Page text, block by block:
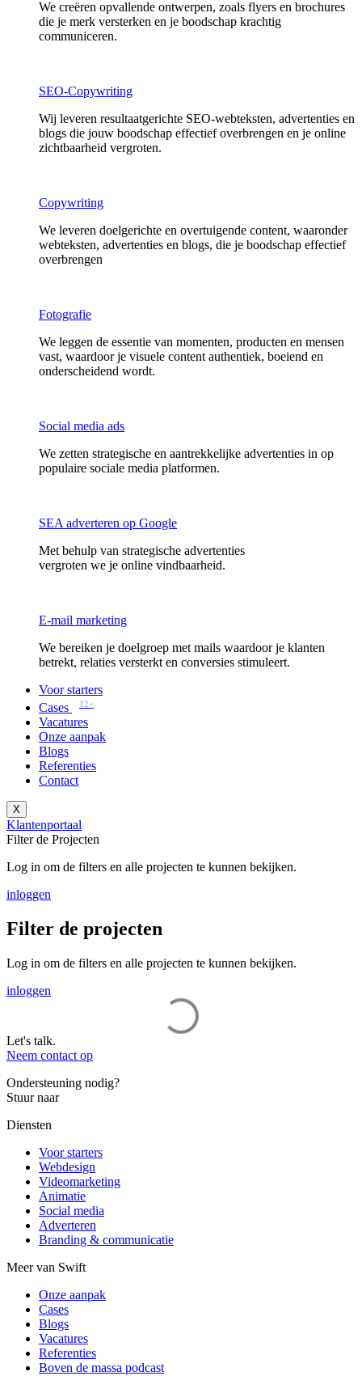
We creëren opvallende ontwerpen, zoals flyers en brochures
die je merk versterken en je boodschap krachtig
communiceren.
SEO-Copywriting
Wij leveren resultaatgerichte SEO-webteksten, advertenties en
blogs die jouw boodschap effectief overbrengen en je online
zichtbaarheid vergroten.
Copywriting
We leveren doelgerichte en overtuigende content, waaronder
webteksten, advertenties en blogs, die je boodschap effectief
overbrengen
Fotografie
We leggen de essentie van momenten, producten en mensen
vast, waardoor je visuele content authentiek, boeiend en
onderscheidend wordt.
Social media ads
We zetten strategische en aantrekkelijke advertenties in op
populaire sociale media platformen.
SEA adverteren op Google
Met behulp van strategische advertenties
vergroten we je online vindbaarheid.
E-mail marketing
We bereiken je doelgroep met mails waardoor je klanten
betrekt, relaties versterkt en conversies stimuleert.
Voor starters
Cases
12+
Vacatures
Onze aanpak
Blogs
Referenties
Contact
X
Klantenportaal
Filter de Projecten
Log in om de filters en alle projecten te kunnen bekijken.
inloggen
Filter de projecten
Log in om de filters en alle projecten te kunnen bekijken.
inloggen
Let's talk.
Neem contact op
Ondersteuning nodig?
Stuur naar
Diensten
Voor starters
Webdesign
Videomarketing
Animatie
Social media
Adverteren
Branding & communicatie
Meer van Swift
Onze aanpak
Cases
Blogs
Vacatures
Referenties
Boven de massa podcast